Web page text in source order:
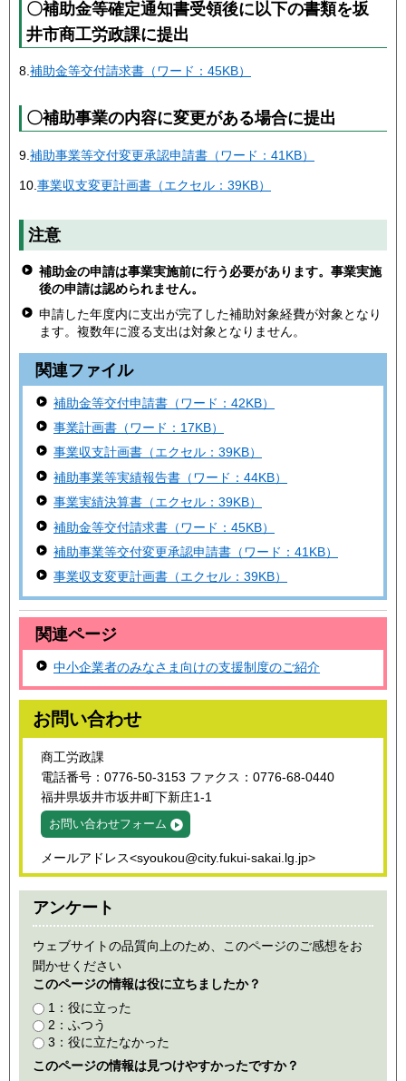
〇補助金等確定通知書受領後に以下の書類を坂
井市商工労政課に提出
8.補助金等交付請求書（ワード：45KB）
〇補助事業の内容に変更がある場合に提出
9. 補助事業等交付変更承認申請書（ワード：41KB）
10. 事業収支変更計画書（エクセル：39KB）
注意
補助金の申請は事業実施前に行う必要があります。事業実施
後の申請は認められません。
申請した年度内に支出が完了した補助対象経費が対象となり
ます。複数年に渡る支出は対象となりません。
関連ファイル
補助金等交付申請書（ワード：42KB）
事業計画書（ワード：17KB）
事業収支計画書（エクセル：39KB）
補助事業等実績報告書（ワード：44KB）
事業実績決算書（エクセル：39KB）
補助金等交付請求書（ワード：45KB）
補助事業等交付変更承認申請書（ワード：41KB）
事業収支変更計画書（エクセル：39KB）
関連ページ
中小企業者のみなさま向けの支援制度のご紹介
お問い合わせ
商工労政課
電話番号：0776-50-3153 ファクス：0776-68-0440
福井県坂井市坂井町下新庄1-1
お問い合わせフォーム
メールアドレス<syoukou@city.fukui-sakai.lg.jp>
アンケート
ウェブサイトの品質向上のため、このページのご感想をお
聞かせください
このページの情報は役に立ちましたか？
1：役に立った
2：ふつう
3：役に立たなかった
このページの情報は見つけやすかったですか？